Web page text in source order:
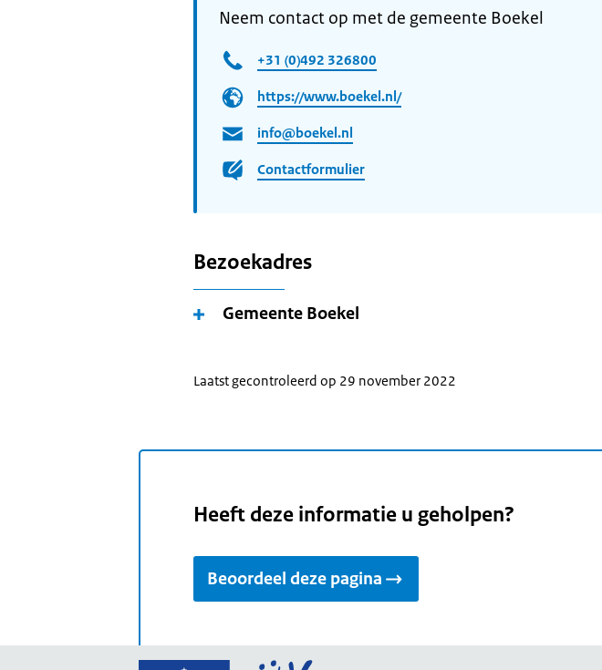
Neem contact op met de gemeente Boekel
+31 (0)492 326800
https://www.boekel.nl/
info@boekel.nl
Contactformulier
Bezoekadres
Gemeente Boekel
Laatst gecontroleerd op 29 november 2022
Heeft deze informatie u geholpen?
Beoordeel deze pagina